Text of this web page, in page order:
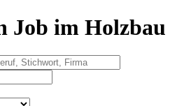
Job im Holzbau